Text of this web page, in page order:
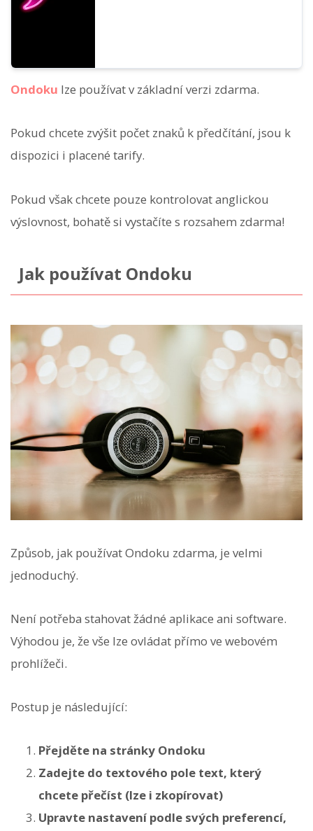
Ondoku lze používat v základní verzi zdarma.
Pokud chcete zvýšit počet znaků k předčítání, jsou k
dispozici i placené tarify.
Pokud však chcete pouze kontrolovat anglickou
výslovnost, bohatě si vystačíte s rozsahem zdarma!
Jak používat Ondoku
Způsob, jak používat Ondoku zdarma, je velmi
jednoduchý.
Není potřeba stahovat žádné aplikace ani software.
Výhodou je, že vše lze ovládat přímo ve webovém
prohlížeči.
Postup je následující:
Přejděte na stránky Ondoku
Zadejte do textového pole text, který
chcete přečíst (lze i zkopírovat)
Upravte nastavení podle svých preferencí,